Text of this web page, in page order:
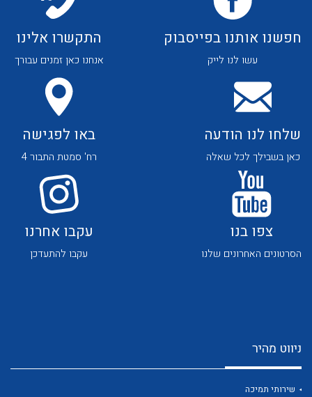
לכל מוצרי היצרן לכל מוצרי היצרן
לכל מוצרי היצרן לכל מוצרי היצרן
לכל מוצרי היצרן
חפשנו אותנו בפייסבוק
עשו לנו לייק
התקשרו אלינו
אנחנו כאן זמנים עבורך
שלחו לנו הודעה
כאן בשבילך לכל שאלה
באו לפגישה
רח' סמטת התבור 4
צפו בנו
הסרטונים האחרונים שלנו
עקבו אחרנו
עקבו להתעדכן
ניווט מהיר
שירותי תמיכה